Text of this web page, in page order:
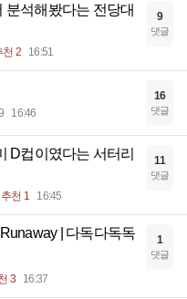
분석해봤다는 전당대
천 2 16:51
9
댓글
16:46
16
댓글
D컵이였다는 서터리
추천 1 16:45
11
댓글
| 다독다독독
3 16:37
1
댓글